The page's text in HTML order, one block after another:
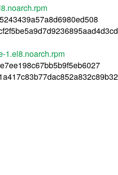
1.el8.noarch.rpm